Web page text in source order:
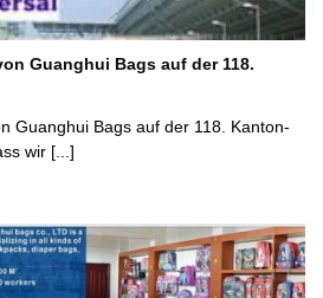
Guanghui Bags auf der 118.
Guanghui Bags auf der 118. Kanton-
wir [...]